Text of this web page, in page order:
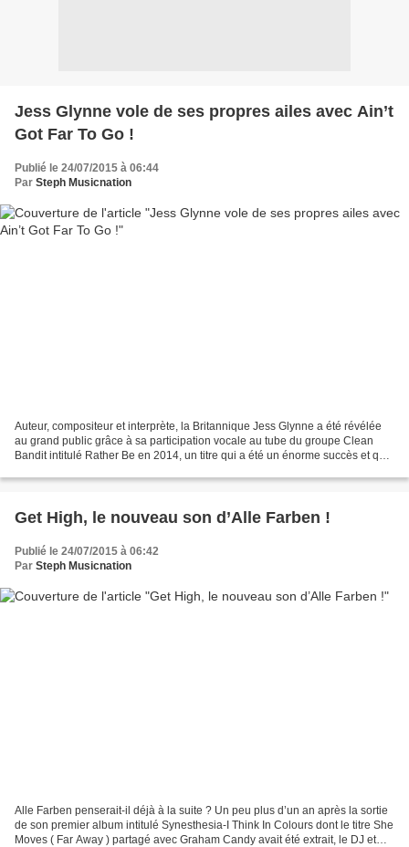
Jess Glynne vole de ses propres ailes avec Ain’t
Got Far To Go !
Publié le 24/07/2015 à 06:44
Par Steph Musicnation
Auteur, compositeur et interprète, la Britannique Jess Glynne a été révélée
au grand public grâce à sa participation vocale au tube du groupe Clean
Bandit intitulé Rather Be en 2014, un titre qui a été un énorme succès et qui
Get High, le nouveau son d’Alle Farben !
Publié le 24/07/2015 à 06:42
Par Steph Musicnation
Alle Farben penserait-il déjà à la suite ? Un peu plus d’un an après la sortie
de son premier album intitulé Synesthesia-I Think In Colours dont le titre She
Moves ( Far Away ) partagé avec Graham Candy avait été extrait, le DJ et